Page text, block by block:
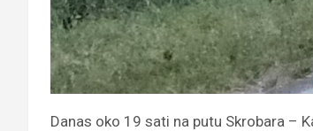
Danas oko 19 sati na putu Skrobara –